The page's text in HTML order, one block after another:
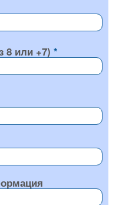
8 или +7)